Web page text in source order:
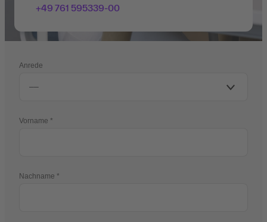
+49 761 595339-00
Anrede
Vorname
Nachname